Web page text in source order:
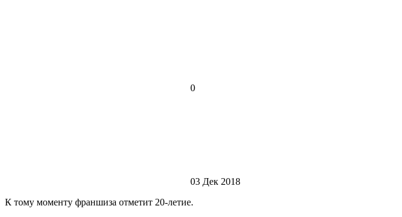
0
03 Дек 2018
К тому моменту франшиза отметит 20-летие.